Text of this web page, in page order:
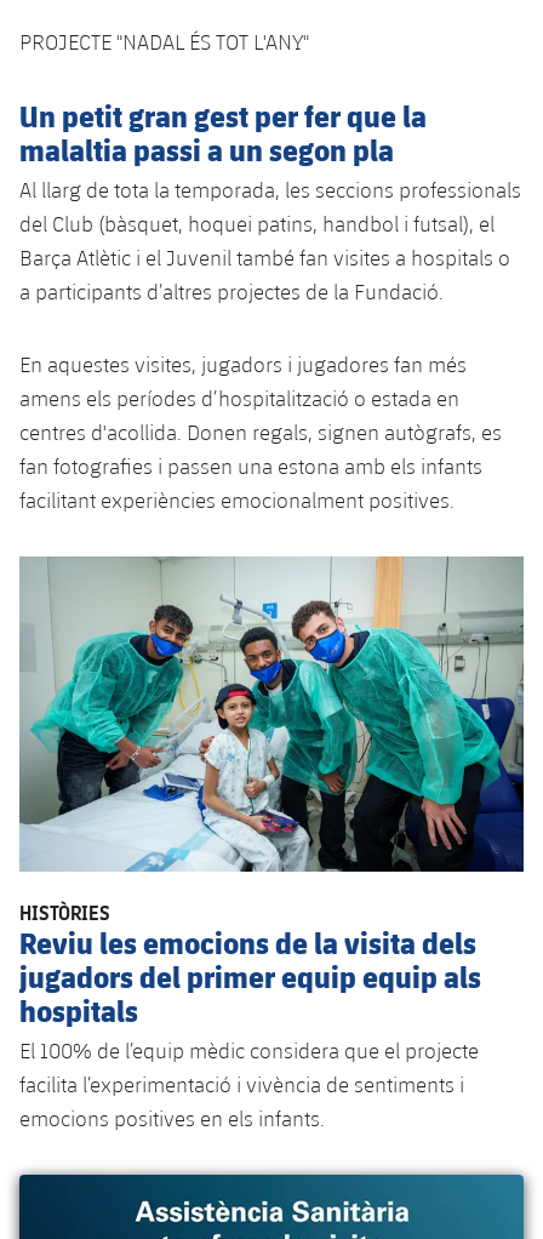
PROJECTE "NADAL ÉS TOT L'ANY"
Un petit gran gest per fer que la
malaltia passi a un segon pla
Al llarg de tota la temporada, les seccions professionals
del Club (bàsquet, hoquei patins, handbol i futsal), el
Barça Atlètic i el Juvenil també fan visites a hospitals o
a participants d’altres projectes de la Fundació.
En aquestes visites, jugadors i jugadores fan més
amens els períodes d’hospitalització o estada en
centres d'acollida. Donen regals, signen autògrafs, es
fan fotografies i passen una estona amb els infants
facilitant experiències emocionalment positives.
HISTÒRIES
Reviu les emocions de la visita dels
jugadors del primer equip equip als
hospitals
El 100% de l’equip mèdic considera que el projecte
facilita l’experimentació i vivència de sentiments i
emocions positives en els infants.